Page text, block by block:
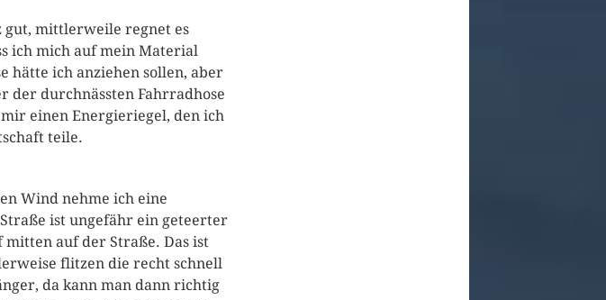
gut, mittlerweile regnet es
ich mich auf mein Material
hätte ich anziehen sollen, aber
der durchnässten Fahrradhose
einen Energieriegel, den ich
teile.
Wind nehme ich eine
ist ungefähr ein geteerter
mitten auf der Straße. Das ist
flitzen die recht schnell
da kann man dann richtig